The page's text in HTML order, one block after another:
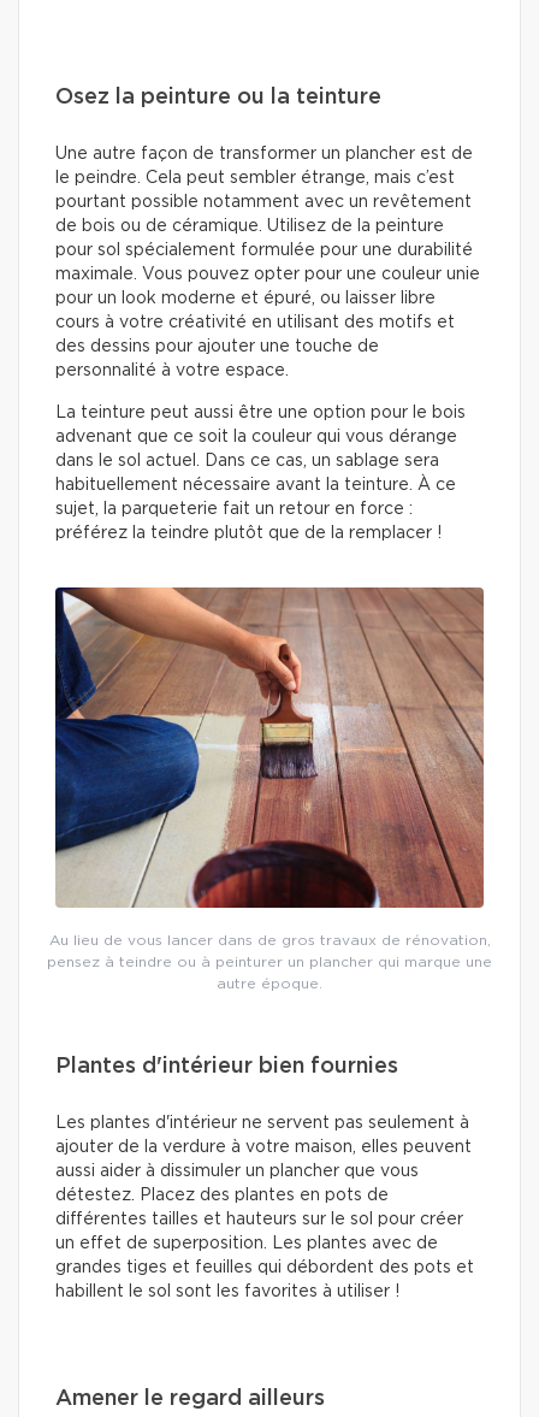
Osez la peinture ou la teinture
Une autre façon de transformer un plancher est de
le peindre. Cela peut sembler étrange, mais c’est
pourtant possible notamment avec un revêtement
de bois ou de céramique. Utilisez de la peinture
pour sol spécialement formulée pour une durabilité
maximale. Vous pouvez opter pour une couleur unie
pour un look moderne et épuré, ou laisser libre
cours à votre créativité en utilisant des motifs et
des dessins pour ajouter une touche de
personnalité à votre espace.
La teinture peut aussi être une option pour le bois
advenant que ce soit la couleur qui vous dérange
dans le sol actuel. Dans ce cas, un sablage sera
habituellement nécessaire avant la teinture. À ce
sujet, la parqueterie fait un retour en force :
préférez la teindre plutôt que de la remplacer !
Au lieu de vous lancer dans de gros travaux de rénovation,
pensez à teindre ou à peinturer un plancher qui marque une
autre époque.
Plantes d'intérieur bien fournies
Les plantes d'intérieur ne servent pas seulement à
ajouter de la verdure à votre maison, elles peuvent
aussi aider à dissimuler un plancher que vous
détestez. Placez des plantes en pots de
différentes tailles et hauteurs sur le sol pour créer
un effet de superposition. Les plantes avec de
grandes tiges et feuilles qui débordent des pots et
habillent le sol sont les favorites à utiliser !
Amener le regard ailleurs